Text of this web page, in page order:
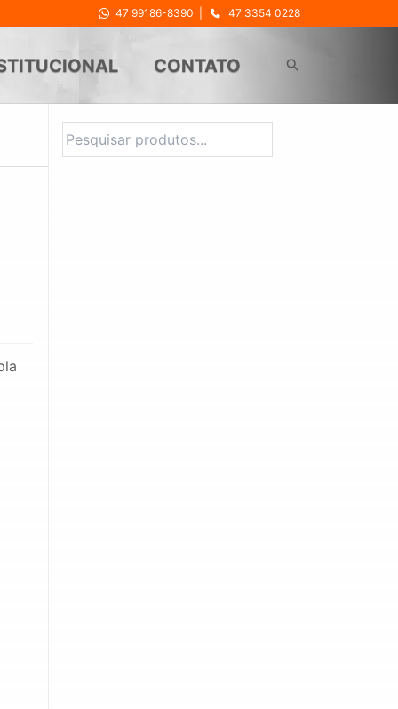
47 99186-8390 47 3354 0228
CONTATO Pesquisar